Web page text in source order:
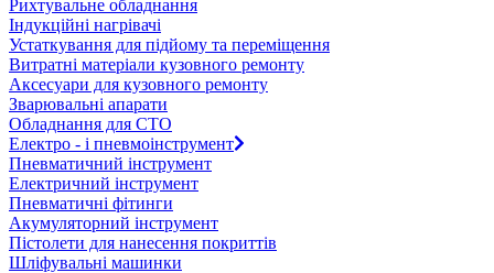
Рихтувальне обладнання
Індукційні нагрівачі
Устаткування для підйому та переміщення
Витратні матеріали кузовного ремонту
Аксесуари для кузовного ремонту
Зварювальні апарати
Обладнання для СТО
Електро - і пневмоінструмент
Пневматичний інструмент
Електричний інструмент
Пневматичні фітинги
Акумуляторний інструмент
Пістолети для нанесення покриттів
Шліфувальні машинки